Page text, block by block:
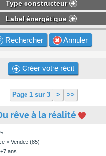
Type constructeur
Label énergétique
Rechercher Annuler
Créer votre récit
Page 1 sur 3 > >>
rêve à la réalité
> Vendee (85)
+7 ans